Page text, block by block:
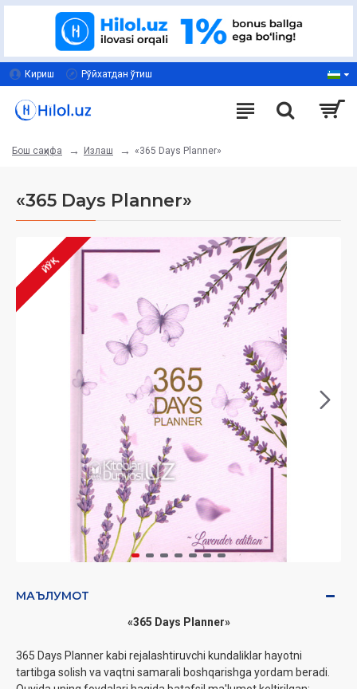
Кириш Рўйхатдан ўтиш
Бош саҳифа Излаш «365 Days Planner»
«365 Days Planner»
ЙЎҚ
МАЪЛУМОТ
«365 Days Planner»
365 Days Planner kabi rejalashtiruvchi kundaliklar hayotni
tartibga solish va vaqtni samarali boshqarishga yordam beradi.